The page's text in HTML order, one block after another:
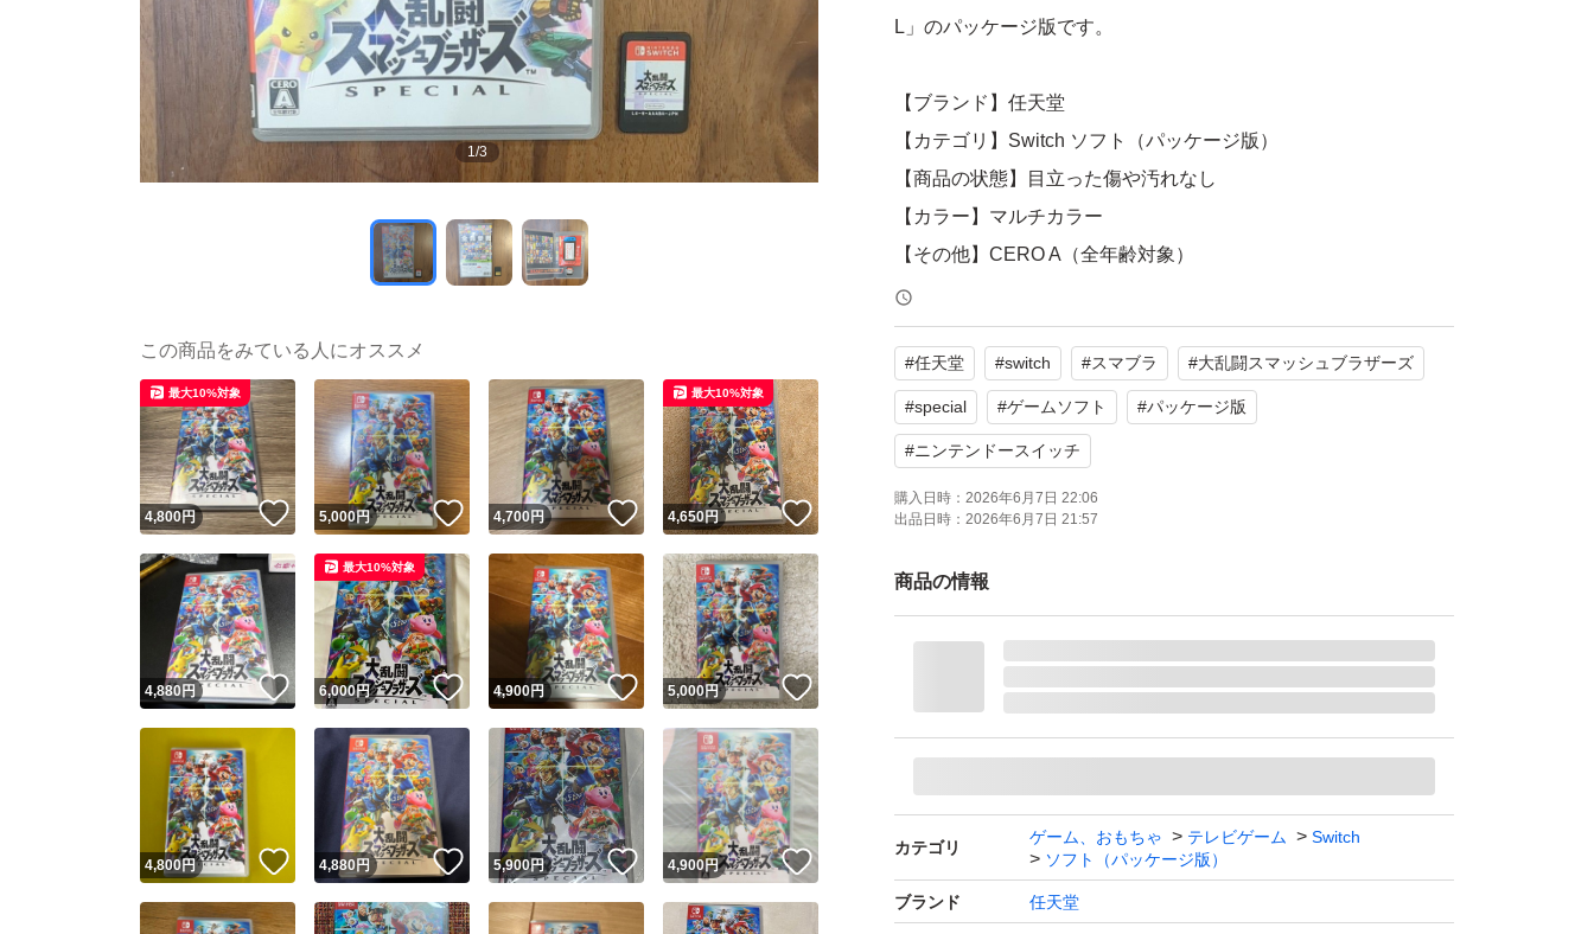
1/3
L」のパッケージ版です。
【ブランド】任天堂
【カテゴリ】Switch ソフト（パッケージ版）
【商品の状態】目立った傷や汚れなし
【カラー】マルチカラー
【その他】CERO A（全年齢対象）
ケース、ソフトともに目立った傷や汚れはなく、動作確認済みで
す。中古品であることをご理解の上、ご購入をお願いいたしま
す。
#任天堂 #switch #スマブラ #大乱闘スマッシュブラザーズ
#special #ゲームソフト #パッケージ版
#ニンテンドースイッチ
購入日時： 2026年6月7日 22:06
出品日時： 2026年6月7日 21:57
商品の情報
カテゴリ
ゲーム、おもちゃ テレビゲーム
Switch
ソフト（パッケージ版）
ブランド 任天堂
この商品をみている人にオススメ
4,800円 いいね！
最大10%対象
5,000円 いいね！
4,700円 いいね！
4,650円 いいね！
最大10%対象
4,880 円 いいね！
6,000円 いいね！
最大10%対象
4,900円 いいね！
5,000円 いいね！
4,800円 いいね！
4,880円 いいね！
5,900円 いいね！
4,900円 いいね！